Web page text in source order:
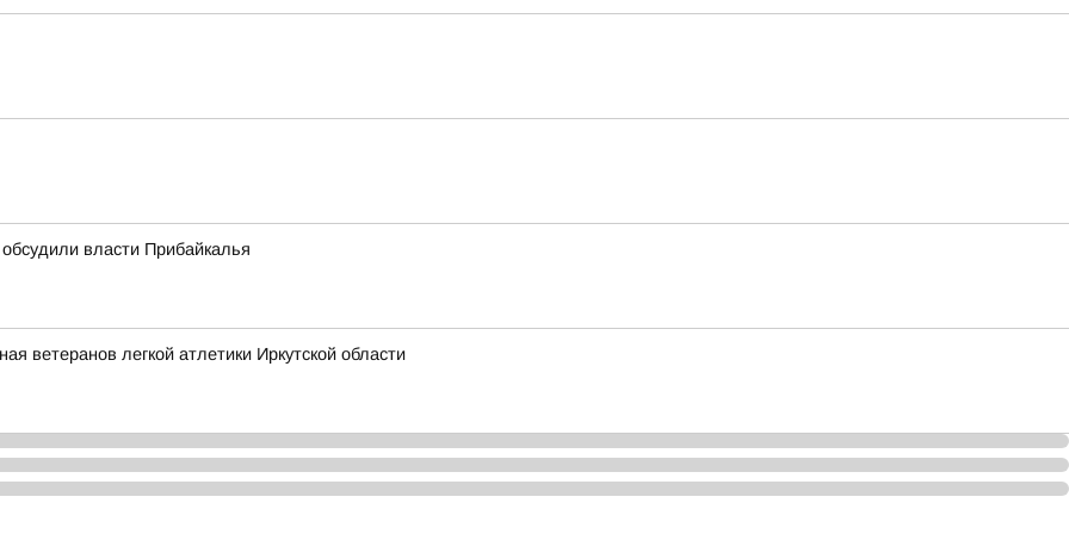
власти Прибайкалья
ветеранов легкой атлетики Иркутской области